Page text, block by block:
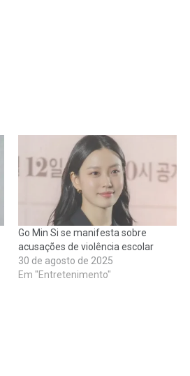
Go Min Si se manifesta sobre
acusações de violência escolar
30 de agosto de 2025
Em "Entretenimento"